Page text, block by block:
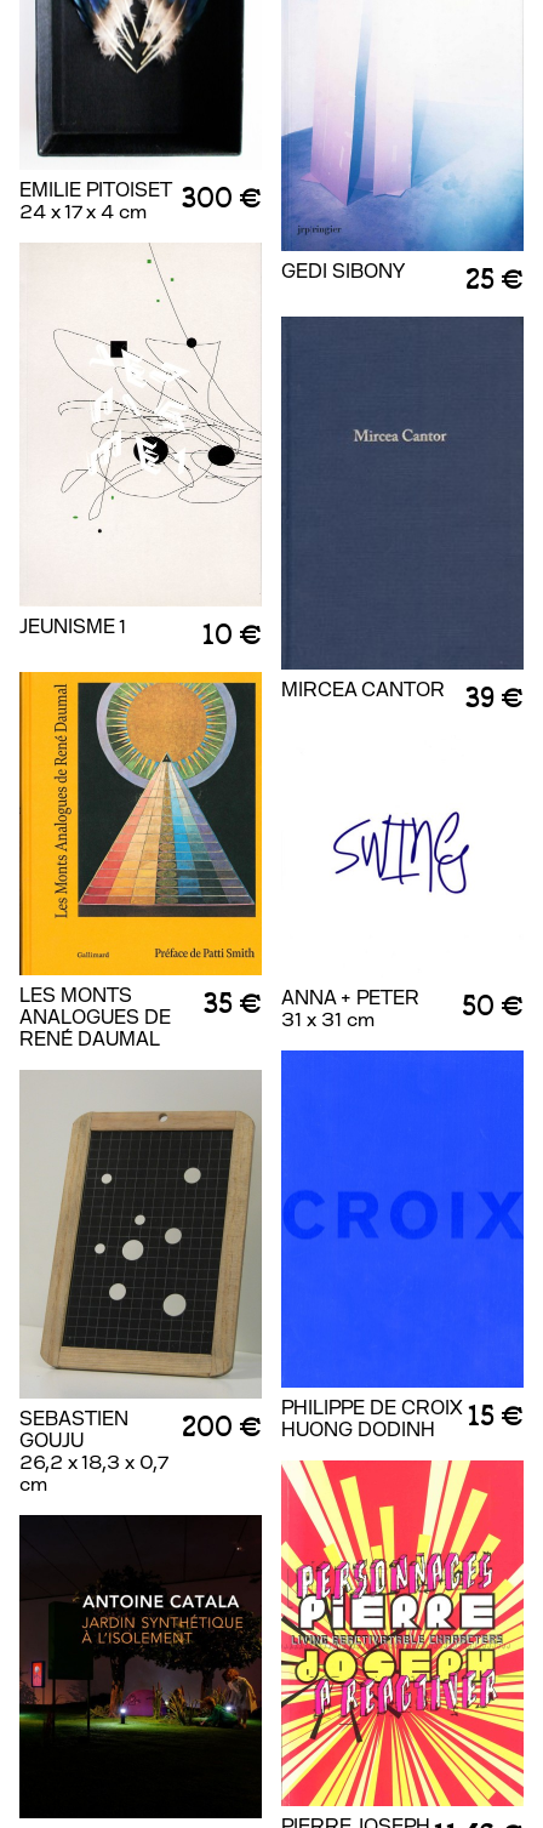
EMILIE PITOISET
24 x 17 x 4 cm
300 €
GEDI SIBONY 25 €
JEUNISME 1 10 €
MIRCEA CANTOR 39 €
LES MONTS
ANALOGUES DE
RENÉ DAUMAL
35 €
ANNA + PETER
31 x 31 cm
50 €
PHILIPPE DE CROIX
HUONG DODINH
15 €
SEBASTIEN
GOUJU
26,2 x 18,3 x 0,7
cm
200 €